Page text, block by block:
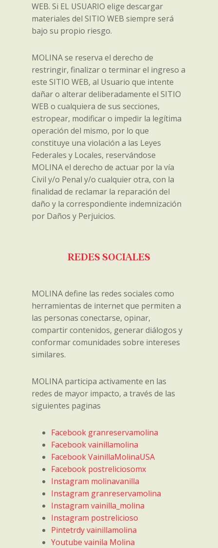
WEB. Si EL USUARIO elige descargar
materiales del SITIO WEB siempre será
bajo su propio riesgo.
MOLINA se reserva el derecho de
restringir, finalizar o terminar el ingreso a
este SITIO WEB, al Usuario que intente
dañar o alterar deliberadamente el SITIO
WEB o cualquiera de sus secciones,
estropear, modificar o impedir la legítima
operación del mismo, por lo que
constituye una violación a las Leyes
Federales y Locales, reservándose
MOLINA el derecho de actuar por la vía
Civil y/o Penal y/o cualquier otra, con la
finalidad de reclamar la reparación del
daño y la correspondiente indemnización
por Daños y Perjuicios.
REDES SOCIALES
MOLINA define las redes sociales como
herramientas de internet que permiten a
las personas conectarse, opinar,
compartir contenidos, generar diálogos y
conformar comunidades sobre intereses
similares.
MOLINA participa activamente en las
redes de mayor impacto, a través de las
siguientes paginas
Facebook granreservamolina
Facebook vainillamolina
Facebook VainillaMolinaUSA
Facebook postreliciosomx
Instagram molinavanilla
Instagram granreservamolina
Instagram vainilla_molina
Instagram postrelicioso
Pintetrdy vainillamolina
Youtube vainila Molina